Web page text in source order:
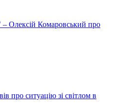
– Олексій Комаровський про
про ситуацію зі світлом в